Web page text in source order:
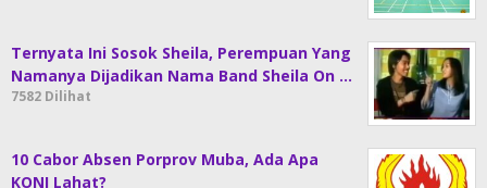
Ternyata Ini Sosok Sheila, Perempuan Yang
Namanya Dijadikan Nama Band Sheila On …
7582 Dilihat
10 Cabor Absen Porprov Muba, Ada Apa
KONI Lahat?